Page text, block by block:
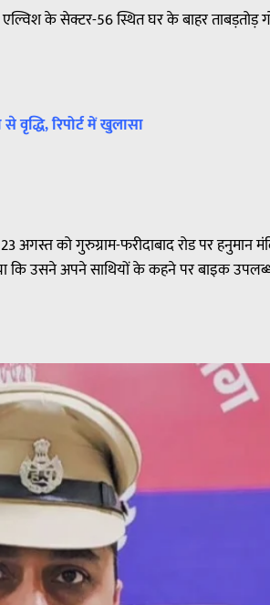
के सेक्टर-56 स्थित घर के बाहर ताबड़तोड़
वृद्धि, रिपोर्ट में खुलासा
अगस्त को गुरुग्राम-फरीदाबाद रोड पर हनुमान
कि उसने अपने साथियों के कहने पर बाइक